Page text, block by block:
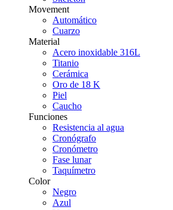
Movement
Automático
Cuarzo
Material
Acero inoxidable 316L
Titanio
Cerámica
Oro de 18 K
Piel
Caucho
Funciones
Resistencia al agua
Cronógrafo
Cronómetro
Fase lunar
Taquímetro
Color
Negro
Azul